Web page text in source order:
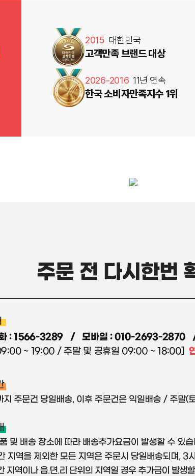
2015 대한민국
고객만족 브랜드 대상
2026-2016 11년 연속
한국 소비자만족지수 1위